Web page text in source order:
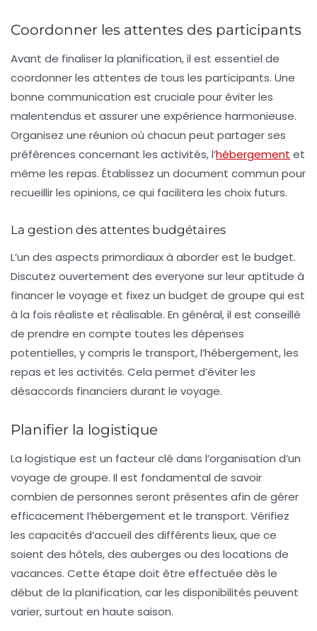
Coordonner les attentes des participants
Avant de finaliser la planification, il est essentiel de
coordonner les attentes de tous les participants. Une
bonne communication est cruciale pour éviter les
malentendus et assurer une expérience harmonieuse.
Organisez une réunion où chacun peut partager ses
préférences concernant les activités, l’hébergement et
même les repas. Établissez un document commun pour
recueillir les opinions, ce qui facilitera les choix futurs.
La gestion des attentes budgétaires
L’un des aspects primordiaux à aborder est le budget.
Discutez ouvertement des everyone sur leur aptitude à
financer le voyage et fixez un budget de groupe qui est
à la fois réaliste et réalisable. En général, il est conseillé
de prendre en compte toutes les dépenses
potentielles, y compris le transport, l’hébergement, les
repas et les activités. Cela permet d’éviter les
désaccords financiers durant le voyage.
Planifier la logistique
La logistique est un facteur clé dans l’organisation d’un
voyage de groupe. Il est fondamental de savoir
combien de personnes seront présentes afin de gérer
efficacement l’hébergement et le transport. Vérifiez
les capacités d’accueil des différents lieux, que ce
soient des hôtels, des auberges ou des locations de
vacances. Cette étape doit être effectuée dès le
début de la planification, car les disponibilités peuvent
varier, surtout en haute saison.